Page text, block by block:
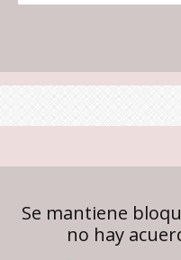
Se mantiene
no hay